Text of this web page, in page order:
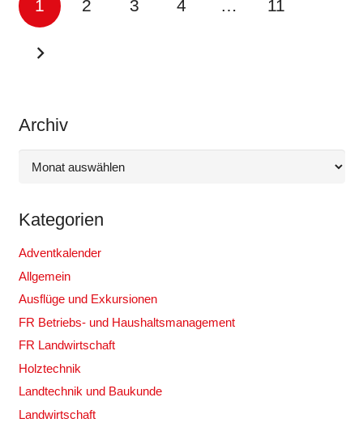
1 2 3 4 … 11
Archiv
Kategorien
Adventkalender
Allgemein
Ausflüge und Exkursionen
FR Betriebs- und Haushaltsmanagement
FR Landwirtschaft
Holztechnik
Landtechnik und Baukunde
Landwirtschaft